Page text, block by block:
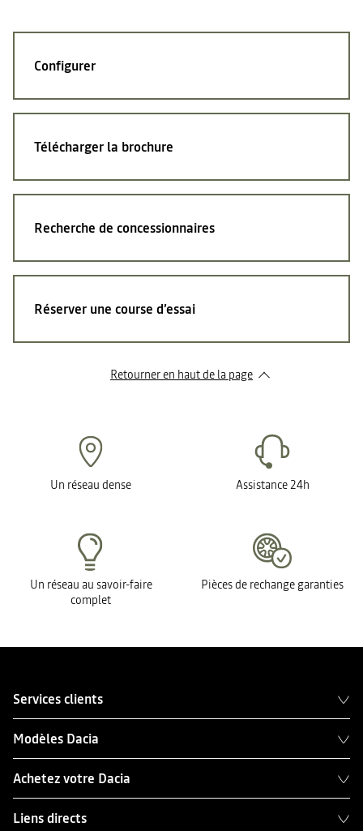
Configurer
Télécharger la brochure
Recherche de concessionnaires
Réserver une course d’essai
Retourner en haut de la page
Un réseau dense Assistance 24h
Un réseau au savoir-faire
complet
Pièces de rechange garanties
Services clients
Modèles Dacia
Achetez votre Dacia
Liens directs